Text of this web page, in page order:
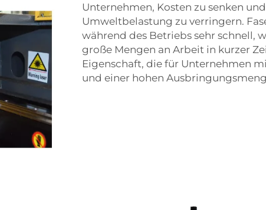
Unternehmen, Kosten zu senken
Umweltbelastung zu verringern.
während des Betriebs sehr schnell,
große Mengen an Arbeit in kurzer
Eigenschaft, die für Unternehmen
und einer hohen